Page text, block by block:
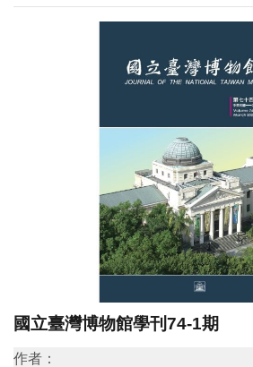
覽
資
國立臺灣博物館學刊74-1期
作者：